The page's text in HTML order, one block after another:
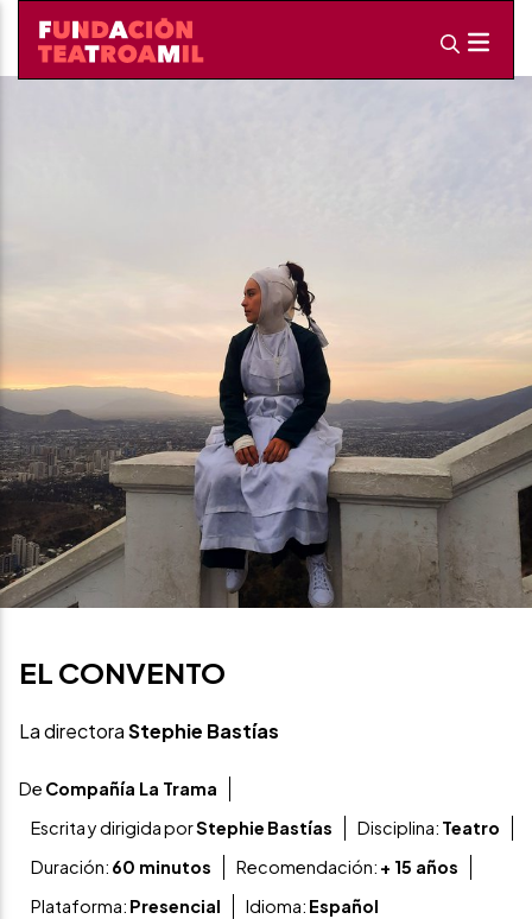
EL CONVENTO
La directoraStephie Bastías
De Compañía La Trama
Escrita y dirigida porStephie Bastías Disciplina: Teatro
Duración: 60 minutos Recomendación: + 15 años
Plataforma: Presencial Idioma: Español